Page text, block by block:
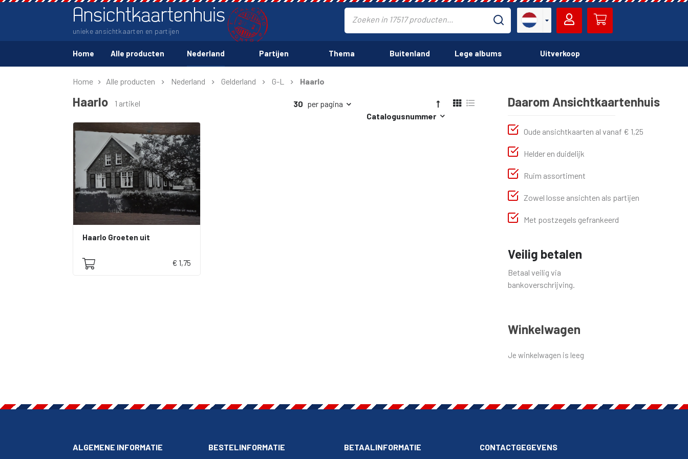
Ansichtkaartenhuis
unieke ansichtkaarten en partijen
Home Alle producten Nederland Partijen Thema Buitenland Lege albums Uitverkoop
Home Alle producten Nederland Gelderland G-L Haarlo
Haarlo
1 artikel
Catalogusnummer
30 per pagina
Haarlo Groeten uit
€ 1,75
Daarom Ansichtkaartenhuis
Oude ansichtkaarten al vanaf € 1,25
Helder en duidelijk
Ruim assortiment
Zowel losse ansichten als partijen
Met postzegels gefrankeerd
Veilig betalen
Betaal veilig via
bankoverschrijving.
Winkelwagen
Je winkelwagen is leeg
ALGEMENE INFORMATIE BESTELINFORMATIE BETAALINFORMATIE CONTACTGEGEVENS